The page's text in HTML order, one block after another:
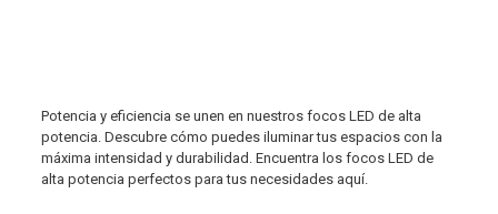
Potencia y eficiencia se unen en nuestros focos LED de alta
potencia. Descubre cómo puedes iluminar tus espacios con la
máxima intensidad y durabilidad. Encuentra los focos LED de
alta potencia perfectos para tus necesidades aquí.